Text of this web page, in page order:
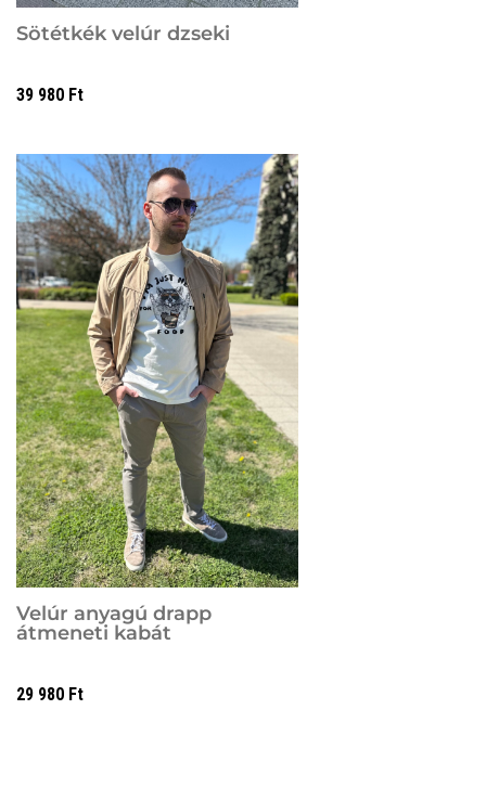
Sötétkék velúr dzseki
39 980 Ft
Velúr anyagú drapp
átmeneti kabát
29 980 Ft